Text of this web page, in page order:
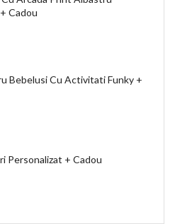
Cadou
Bebelusi Cu Activitati Funky +
Personalizat + Cadou